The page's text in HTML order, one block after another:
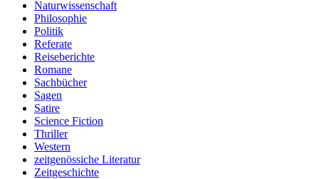
Naturwissenschaft
Philosophie
Politik
Referate
Reiseberichte
Romane
Sachbücher
Sagen
Satire
Science Fiction
Thriller
Western
zeitgenössiche Literatur
Zeitgeschichte